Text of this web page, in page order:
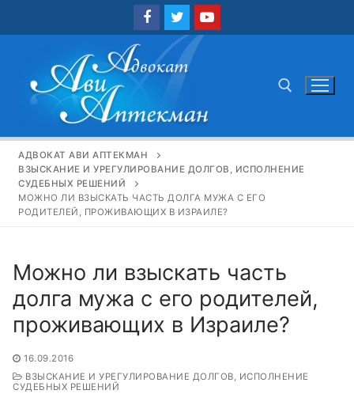
Найти:
АДВОКАТ АВИ АПТЕКМАН
ВЗЫСКАНИЕ И УРЕГУЛИРОВАНИЕ ДОЛГОВ, ИСПОЛНЕНИЕ
СУДЕБНЫХ РЕШЕНИЙ
МОЖНО ЛИ ВЗЫСКАТЬ ЧАСТЬ ДОЛГА МУЖА С ЕГО
РОДИТЕЛЕЙ, ПРОЖИВАЮЩИХ В ИЗРАИЛЕ?
Можно ли взыскать часть
долга мужа с его родителей,
проживающих в Израиле?
16.09.2016
ВЗЫСКАНИЕ И УРЕГУЛИРОВАНИЕ ДОЛГОВ, ИСПОЛНЕНИЕ
СУДЕБНЫХ РЕШЕНИЙ